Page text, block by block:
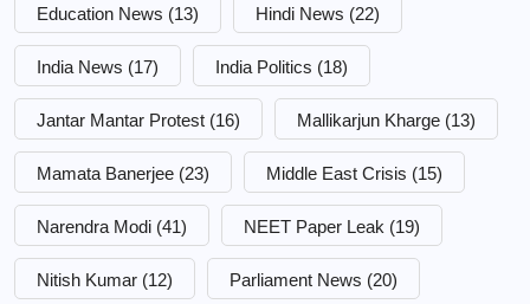
Education News (13) Hindi News (22)
India News (17) India Politics (18)
Jantar Mantar Protest (16) Mallikarjun Kharge (13)
Mamata Banerjee (23) Middle East Crisis (15)
Narendra Modi (41) NEET Paper Leak (19)
Nitish Kumar (12) Parliament News (20)